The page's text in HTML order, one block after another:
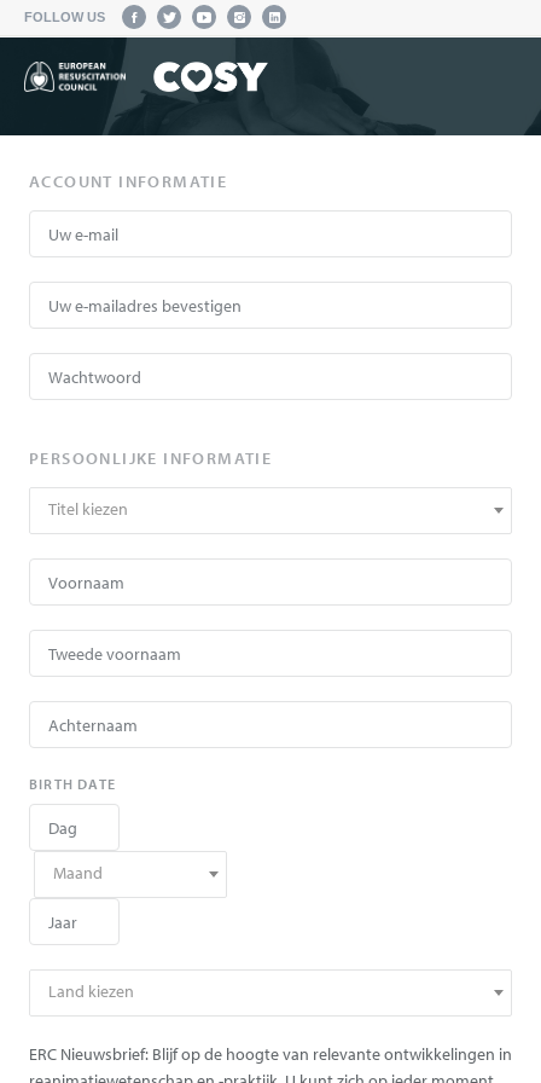
FOLLOW US
ACCOUNT INFORMATIE
PERSOONLIJKE INFORMATIE
Titel kiezen
BIRTH DATE
Maand
Land kiezen
ERC Nieuwsbrief: Blijf op de hoogte van relevante ontwikkelingen in